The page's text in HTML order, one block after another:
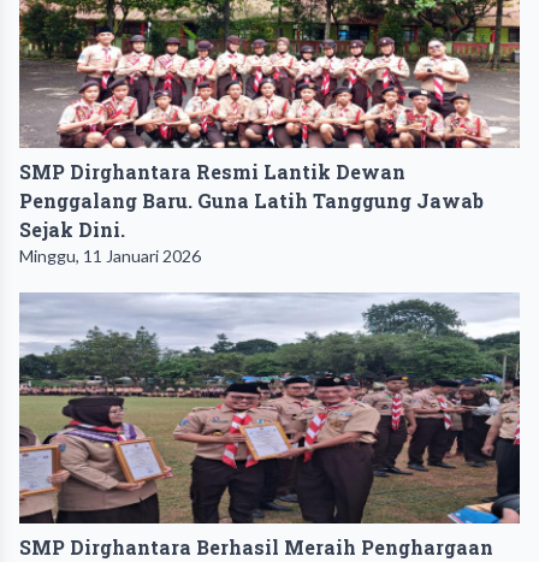
SMP Dirghantara Resmi Lantik Dewan
Penggalang Baru. Guna Latih Tanggung Jawab
Sejak Dini.
Minggu, 11 Januari 2026
SMP Dirghantara Berhasil Meraih Penghargaan